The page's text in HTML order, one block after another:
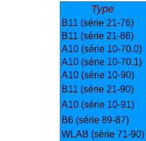
Type
B11 (série 21-76)
B11 (série 21-86)
A10 (série 10-70.0)
A10 (série 10-70.1)
A10 (série 10-90)
B11 (série 21-90)
A10 (série 10-91)
B6 (série 89-87)
WLAB (série 71-90)